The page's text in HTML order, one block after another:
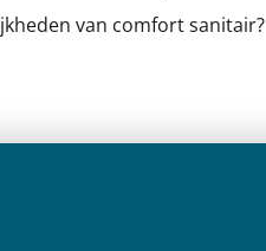
van comfort sanitair?